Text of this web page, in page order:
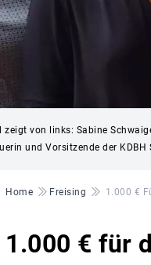
zeigt von links: Sabine
und Vorsitzende der
Pfadnavigation
Home Freising 1.000 €
1.000 € für